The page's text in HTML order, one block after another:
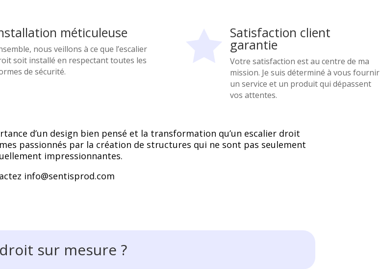
méticuleuse
nous veillons à ce que l’escalier
soit installé en respectant toutes les
de sécurité.
Satisfaction client
garantie
Votre satisfaction est au centre de ma
mission. Je suis déterminé à vous fournir
un service et un produit qui dépassent
vos attentes.
d’un design bien pensé et la transformation qu’un escalier droit
passionnés par la création de structures qui ne sont pas seulement
impressionnantes.
info@sentisprod.com
sur mesure ?